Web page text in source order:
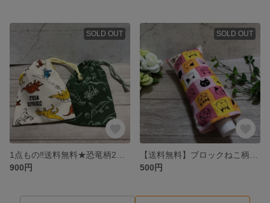
SOLD OUT
900円
SOLD OUT
500円